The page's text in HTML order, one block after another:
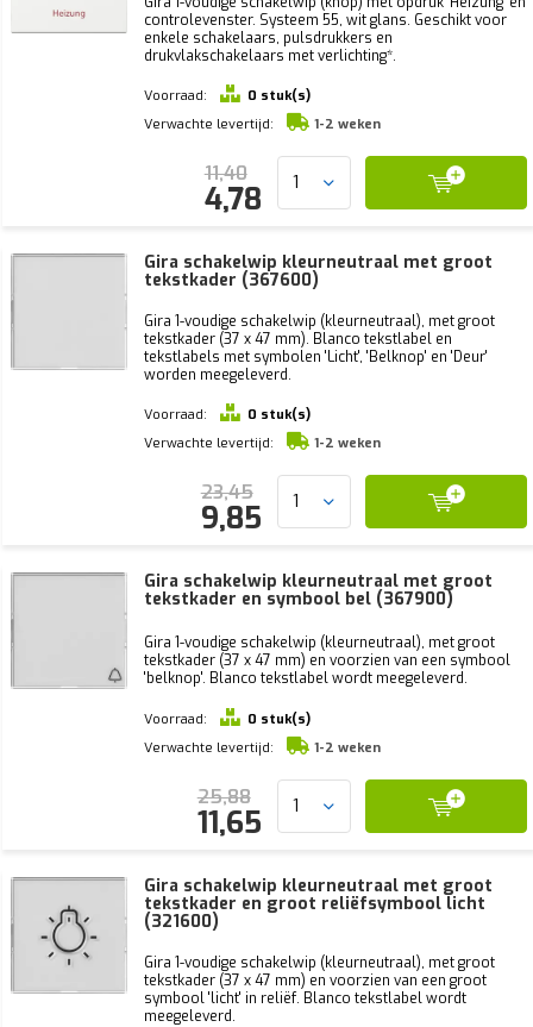
controlevenster. Systeem 55, wit glans. Geschikt voor
enkele schakelaars, pulsdrukkers en
drukvlakschakelaars met verlichting*.
Voorraad:
0 stuk(s)
Verwachte levertijd:
1-2 weken
11,40
4,78
Gira schakelwip kleurneutraal met groot
tekstkader (367600)
Gira 1-voudige schakelwip (kleurneutraal), met groot
tekstkader (37 x 47 mm). Blanco tekstlabel en
tekstlabels met symbolen 'Licht', 'Belknop' en 'Deur'
worden meegeleverd.
Voorraad:
0 stuk(s)
Verwachte levertijd:
1-2 weken
23,45
9,85
Gira schakelwip kleurneutraal met groot
tekstkader en symbool bel (367900)
Gira 1-voudige schakelwip (kleurneutraal), met groot
tekstkader (37 x 47 mm) en voorzien van een symbool
'belknop'. Blanco tekstlabel wordt meegeleverd.
Voorraad:
0 stuk(s)
Verwachte levertijd:
1-2 weken
25,88
11,65
Gira schakelwip kleurneutraal met groot
tekstkader en groot reliëfsymbool licht
(321600)
Gira 1-voudige schakelwip (kleurneutraal), met groot
tekstkader (37 x 47 mm) en voorzien van een groot
symbool 'licht' in reliëf. Blanco tekstlabel wordt
meegeleverd.